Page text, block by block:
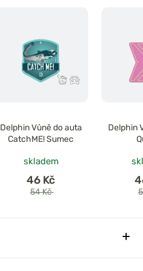
Delphin Vůně do auta
CatchME! Sumec
skladem
46 Kč
54 Kč
Delphin